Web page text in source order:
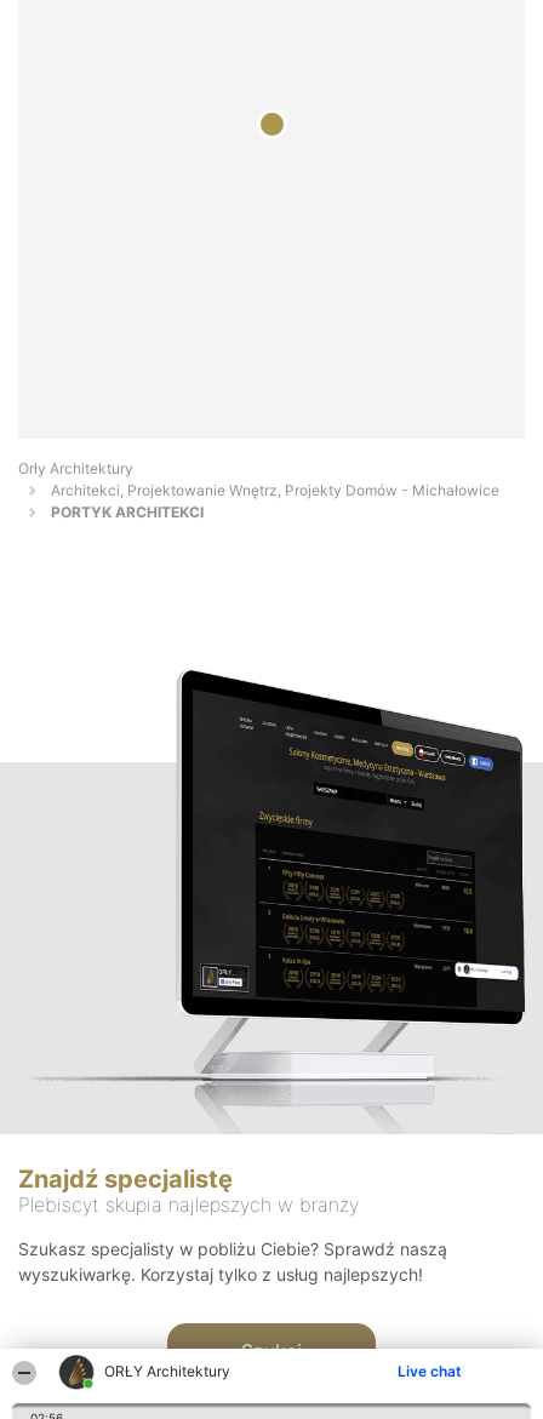
ORŁY Architektury Live chat
Orły Architektury
Architekci, Projektowanie Wnętrz, Projekty Domów - Michałowice
PORTYK ARCHITEKCI
Znajdź specjalistę
Plebiscyt skupia najlepszych w branży
Szukasz specjalisty w pobliżu Ciebie? Sprawdź naszą
wyszukiwarkę. Korzystaj tylko z usług najlepszych!
Szukaj